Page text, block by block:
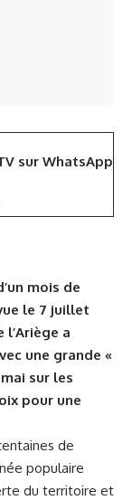
sur WhatsApp
mois de
le 7 juillet
a
une grande «
sur les
pour une
de
populaire
du territoire et